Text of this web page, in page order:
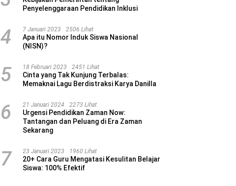
Penyelenggaraan Pendidikan Inklusi
4 7 Januari 2023 2506 Lihat
Apa itu Nomor Induk Siswa Nasional
(NISN)?
5 18 Februari 2023 2451 Lihat
Cinta yang Tak Kunjung Terbalas:
Memaknai Lagu Berdistraksi Karya Danilla
6 21 Januari 2024 2273 Lihat
Urgensi Pendidikan Zaman Now:
Tantangan dan Peluang di Era Zaman
Sekarang
7 23 Januari 2023 1960 Lihat
20+ Cara Guru Mengatasi Kesulitan Belajar
Siswa: 100% Efektif